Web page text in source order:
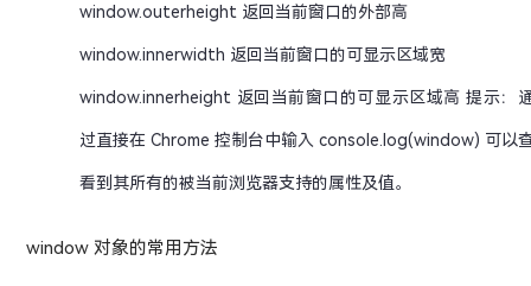
window.outerheight 返回当前窗口的外部高
window.innerwidth 返回当前窗口的可显示区域宽
window.innerheight 返回当前窗口的可显示区域高 提示：
过直接在 Chrome 控制台中输入 console.log(window) 可以
看到其所有的被当前浏览器支持的属性及值。
window 对象的常用方法